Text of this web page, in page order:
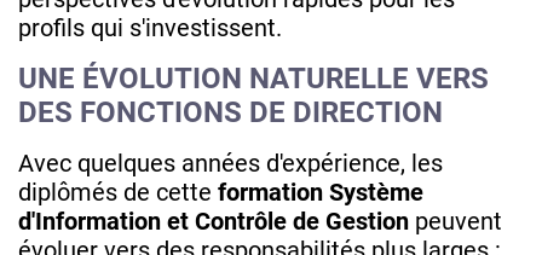
profils qui s'investissent.
UNE ÉVOLUTION NATURELLE VERS
DES FONCTIONS DE DIRECTION
Avec quelques années d'expérience, les
diplômés de cette formation Système
d'Information et Contrôle de Gestion peuvent